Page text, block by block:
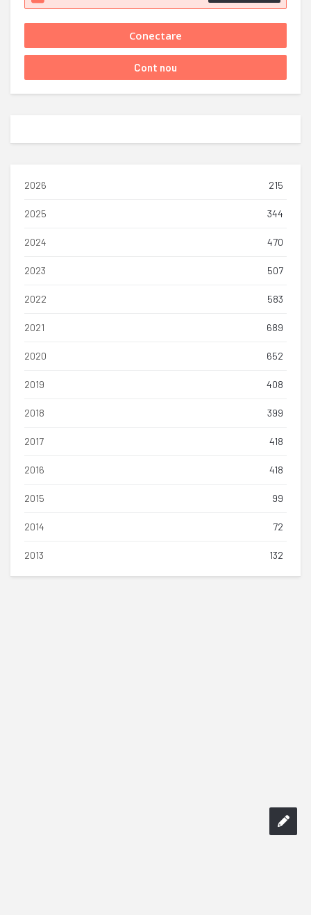
2026 215
2025 344
2024 470
2023 507
2022 583
2021 689
2020 652
2019 408
2018 399
2017 418
2016 418
2015 99
2014 72
2013 132